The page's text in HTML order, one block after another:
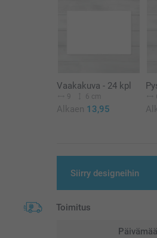
Vaakakuva - 24 kpl
9 6 cm
Alkaen 13,95
Siirry designeihin
Toimitus